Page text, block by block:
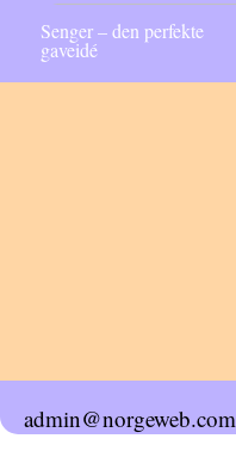
Senger – den perfekte
gaveidé
admin@norgeweb.com